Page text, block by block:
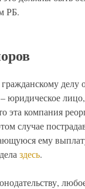
РБ.
делу
юридическое
эта компания
случае
ему
здесь.